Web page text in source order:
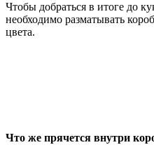
Чтобы добраться в итоге до
необходимо разматывать
цвета.
Что же прячется внутри